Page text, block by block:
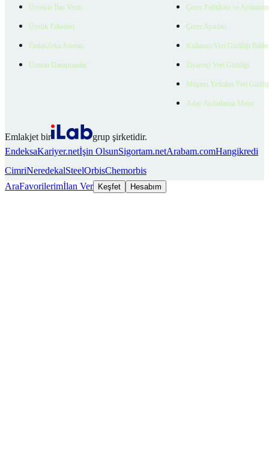
Ücretsiz İlan Verin
Üyelik Paketleri
EmlakZeka Asistan
Uzman Danışmanlar
Çerez Politikası ve
Çerez Ayarları
Kullanıcı Veri Gizliliği
Ziyaretçi Veri Gizliliği
Müşteri Yetkilisi Veri
Aday Aydınlatma Metni
Emlakjet bir
grup şirketidir.
EndeksaKariyer.netİşin OlsunSigortam.netArabam.comHangikredi
CimriNeredekalSteelOrbisChemorbis
AraFavorilerimİlan Ver Keşfet Hesabım